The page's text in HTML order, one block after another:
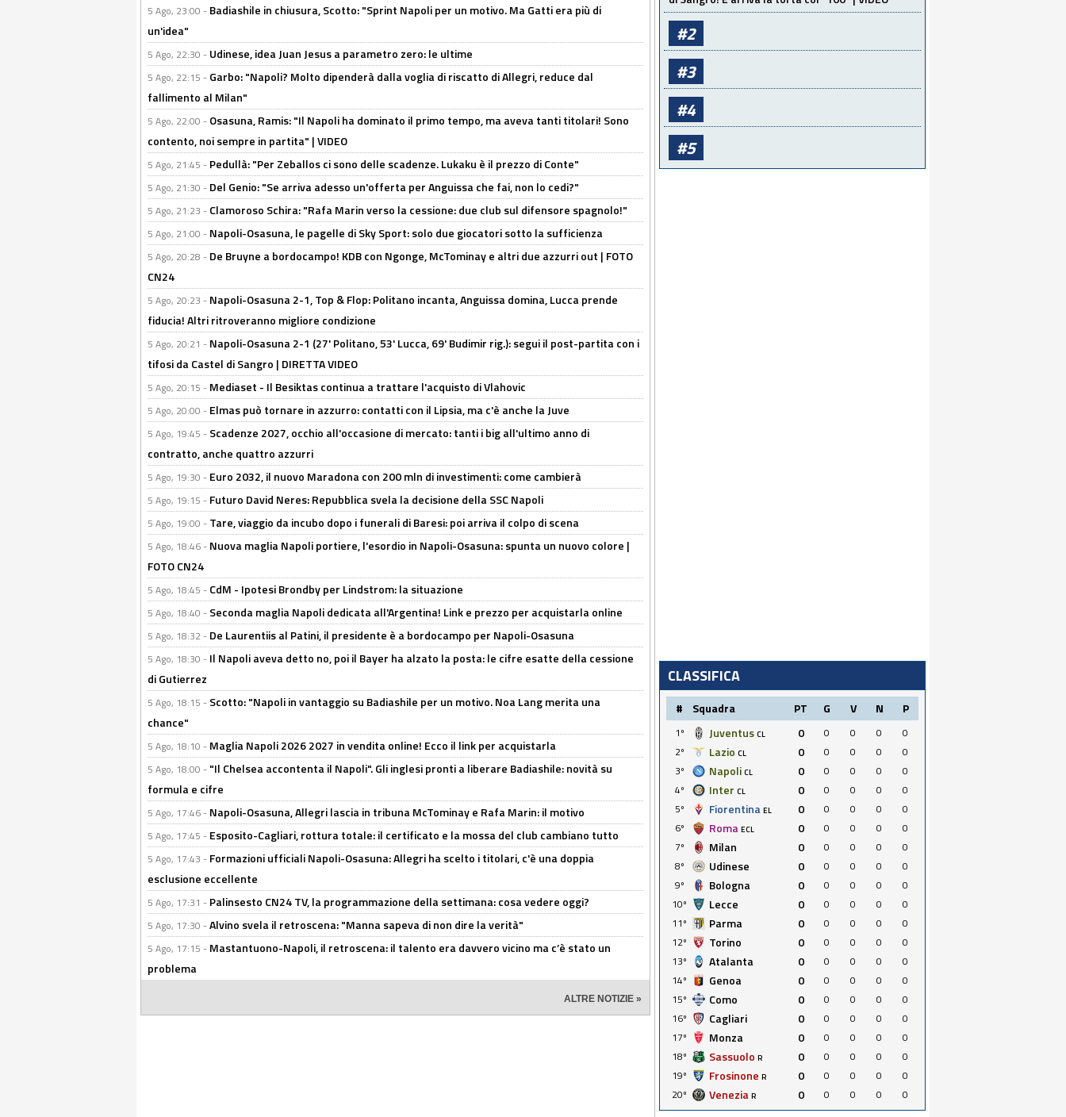
5 Ago, 23:00 - Badiashile in chiusura, Scotto: "Sprint Napoli per un motivo. Ma Gatti era più di
un'idea"
5 Ago, 22:30 - Udinese, idea Juan Jesus a parametro zero: le ultime
5 Ago, 22:15 - Garbo: "Napoli? Molto dipenderà dalla voglia di riscatto di Allegri, reduce dal
fallimento al Milan"
5 Ago, 22:00 - Osasuna, Ramis: "Il Napoli ha dominato il primo tempo, ma aveva tanti titolari! Sono
contento, noi sempre in partita" | VIDEO
5 Ago, 21:45 - Pedullà: "Per Zeballos ci sono delle scadenze. Lukaku è il prezzo di Conte"
5 Ago, 21:30 - Del Genio: "Se arriva adesso un'offerta per Anguissa che fai, non lo cedi?"
5 Ago, 21:23 - Clamoroso Schira: "Rafa Marin verso la cessione: due club sul difensore spagnolo!"
5 Ago, 21:00 - Napoli-Osasuna, le pagelle di Sky Sport: solo due giocatori sotto la sufficienza
5 Ago, 20:28 - De Bruyne a bordocampo! KDB con Ngonge, McTominay e altri due azzurri out | FOTO
CN24
5 Ago, 20:23 - Napoli-Osasuna 2-1, Top & Flop: Politano incanta, Anguissa domina, Lucca prende
fiducia! Altri ritroveranno migliore condizione
5 Ago, 20:21 - Napoli-Osasuna 2-1 (27' Politano, 53' Lucca, 69' Budimir rig.): segui il post-partita con i
tifosi da Castel di Sangro | DIRETTA VIDEO
5 Ago, 20:15 - Mediaset - Il Besiktas continua a trattare l'acquisto di Vlahovic
5 Ago, 20:00 - Elmas può tornare in azzurro: contatti con il Lipsia, ma c'è anche la Juve
5 Ago, 19:45 - Scadenze 2027, occhio all'occasione di mercato: tanti i big all'ultimo anno di
contratto, anche quattro azzurri
5 Ago, 19:30 - Euro 2032, il nuovo Maradona con 200 mln di investimenti: come cambierà
5 Ago, 19:15 - Futuro David Neres: Repubblica svela la decisione della SSC Napoli
5 Ago, 19:00 - Tare, viaggio da incubo dopo i funerali di Baresi: poi arriva il colpo di scena
5 Ago, 18:46 - Nuova maglia Napoli portiere, l'esordio in Napoli-Osasuna: spunta un nuovo colore |
FOTO CN24
5 Ago, 18:45 - CdM - Ipotesi Brondby per Lindstrom: la situazione
5 Ago, 18:40 - Seconda maglia Napoli dedicata all'Argentina! Link e prezzo per acquistarla online
5 Ago, 18:32 - De Laurentiis al Patini, il presidente è a bordocampo per Napoli-Osasuna
5 Ago, 18:30 - Il Napoli aveva detto no, poi il Bayer ha alzato la posta: le cifre esatte della cessione
di Gutierrez
5 Ago, 18:15 - Scotto: "Napoli in vantaggio su Badiashile per un motivo. Noa Lang merita una
chance"
5 Ago, 18:10 - Maglia Napoli 2026 2027 in vendita online! Ecco il link per acquistarla
5 Ago, 18:00 - "Il Chelsea accontenta il Napoli". Gli inglesi pronti a liberare Badiashile: novità su
formula e cifre
5 Ago, 17:46 - Napoli-Osasuna, Allegri lascia in tribuna McTominay e Rafa Marin: il motivo
5 Ago, 17:45 - Esposito-Cagliari, rottura totale: il certificato e la mossa del club cambiano tutto
5 Ago, 17:43 - Formazioni ufficiali Napoli-Osasuna: Allegri ha scelto i titolari, c'è una doppia
esclusione eccellente
5 Ago, 17:31 - Palinsesto CN24 TV, la programmazione della settimana: cosa vedere oggi?
5 Ago, 17:30 -Alvino svela il retroscena: "Manna sapeva di non dire la verità"
5 Ago, 17:15 - Mastantuono-Napoli, il retroscena: il talento era davvero vicino ma c’è stato un
problema
ALTRE NOTIZIE »
#2
#3
#4
#5
CLASSIFICA
# Squadra PT G V N P
1º Juventus CL 0 0 0 0
0
2º
Lazio CL 0 0 0 0
0
3º
Napoli CL 0 0 0 0
0
4º
Inter CL 0 0 0 0
0
5º
Fiorentina EL 0 0 0 0
0
6º
Roma ECL 0 0 0 0
0
7º
Milan 0 0 0 0
0
8º
Udinese 0 0 0 0
0
9º
Bologna 0 0 0 0
0
10º
Lecce 0 0 0 0
0
11º
Parma 0 0 0 0
0
12º
Torino 0 0 0 0
0
13º
Atalanta 0 0 0 0
0
14º
Genoa 0 0 0 0
0
15º
Como 0 0 0 0
0
16º
Cagliari 0 0 0 0
0
17º
Monza 0 0 0 0
0
18º
Sassuolo R 0 0 0 0
0
19º
Frosinone R 0 0 0 0
0
20º
Venezia R 0 0 0 0 0